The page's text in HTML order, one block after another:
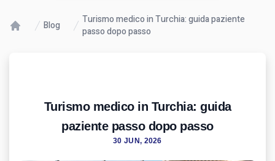
Blog
Turismo medico in Turchia: guida paziente
passo dopo passo
Turismo medico in Turchia: guida
paziente passo dopo passo
30 JUN, 2026